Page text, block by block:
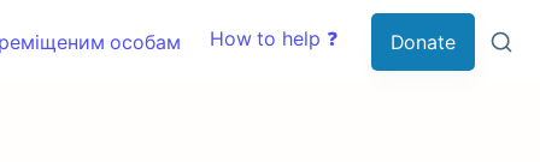
особам How to help ❓ Donate